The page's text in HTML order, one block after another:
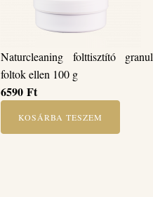
Naturcleaning folttisztító
foltok ellen 100 g
6590Ft
KOSÁRBA TESZEM